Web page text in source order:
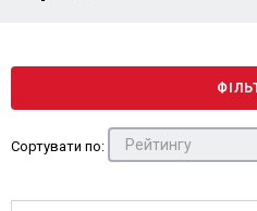
Сортувати по: